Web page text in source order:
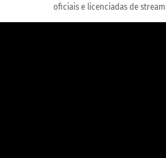
oficiais e licenciadas de